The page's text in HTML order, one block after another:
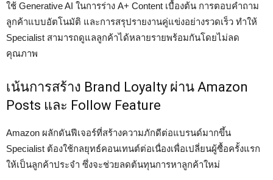
ใช้ Generative AI ในการร่าง A+ Content เบื้องต้น การตอบคำถาม
ลูกค้าแบบอัตโนมัติ และการสรุปรายงานคู่แข่งอย่างรวดเร็ว ทำให้
Specialist สามารถดูแลลูกค้าได้หลายรายพร้อมกันโดยไม่ลด
คุณภาพ
เน้นการสร้าง Brand Loyalty ผ่าน Amazon
Posts และ Follow Feature
Amazon ผลักดันฟีเจอร์ที่สร้างความภักดีต่อแบรนด์มากขึ้น
Specialist ต้องใช้กลยุทธ์คอนเทนต์ต่อเนื่องเพื่อเปลี่ยนผู้ซื้อครั้งแรก
ให้เป็นลูกค้าประจำ ซึ่งจะช่วยลดต้นทุนการหาลูกค้าใหม่